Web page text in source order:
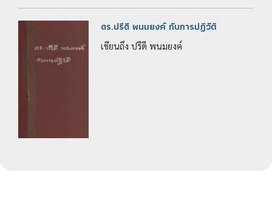
ดร.ปรีดี พนมยงค์ กับการปฏิวัติ
เขียนถึง ปรีดี พนมยงค์